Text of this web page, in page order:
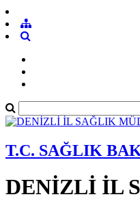
T.C. SAĞLIK
DENİZLİ İL